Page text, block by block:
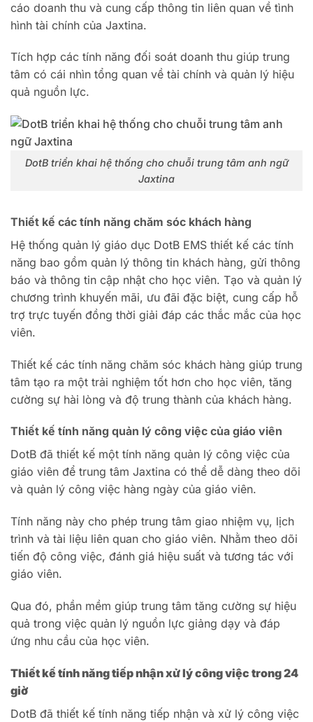
cáo doanh thu và cung cấp thông tin liên quan về tình
hình tài chính của Jaxtina.
Tích hợp các tính năng đối soát doanh thu giúp trung
tâm có cái nhìn tổng quan về tài chính và quản lý hiệu
quả nguồn lực.
DotB triển khai hệ thống cho chuỗi trung tâm anh ngữ
Jaxtina
Thiết kế các tính năng chăm sóc khách hàng
Hệ thống quản lý giáo dục DotB EMS thiết kế các tính
năng bao gồm quản lý thông tin khách hàng, gửi thông
báo và thông tin cập nhật cho học viên. Tạo và quản lý
chương trình khuyến mãi, ưu đãi đặc biệt, cung cấp hỗ
trợ trực tuyến đồng thời giải đáp các thắc mắc của học
viên.
Thiết kế các tính năng chăm sóc khách hàng giúp trung
tâm tạo ra một trải nghiệm tốt hơn cho học viên, tăng
cường sự hài lòng và độ trung thành của khách hàng.
Thiết kế tính năng quản lý công việc của giáo viên
DotB đã thiết kế một tính năng quản lý công việc của
giáo viên để trung tâm Jaxtina có thể dễ dàng theo dõi
và quản lý công việc hàng ngày của giáo viên.
Tính năng này cho phép trung tâm giao nhiệm vụ, lịch
trình và tài liệu liên quan cho giáo viên. Nhằm theo dõi
tiến độ công việc, đánh giá hiệu suất và tương tác với
giáo viên.
Qua đó, phần mềm giúp trung tâm tăng cường sự hiệu
quả trong việc quản lý nguồn lực giảng dạy và đáp
ứng nhu cầu của học viên.
Thiết kế tính năng tiếp nhận xử lý công việc trong 24
giờ
DotB đã thiết kế tính năng tiếp nhận và xử lý công việc